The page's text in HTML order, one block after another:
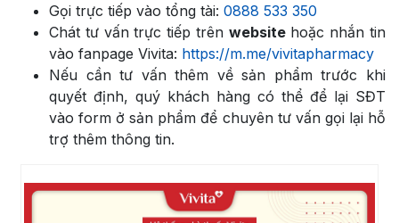
Gọi trực tiếp vào tổng tài: 0888 533 350
Chát tư vấn trực tiếp trên websitehoặc nhắn tin
vào fanpage Vivita: https://m.me/vivitapharmacy
Nếu cần tư vấn thêm về sản phẩm trước khi
quyết định, quý khách hàng có thể để lại SĐT
vào form ở sản phẩm để chuyên tư vấn gọi lại hỗ
trợ thêm thông tin.